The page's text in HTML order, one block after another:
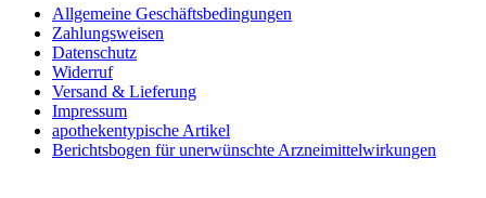
Allgemeine Geschäftsbedingungen
Zahlungsweisen
Datenschutz
Widerruf
Versand & Lieferung
Impressum
apothekentypische Artikel
Berichtsbogen für unerwünschte Arzneimittelwirkungen